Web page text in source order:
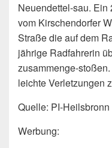
Neuendettel-sau.
vom Kirschendorfer
Straße die auf dem
jährige Radfahrerin
zusammenge-
leichte Verletzungen
Quelle: PI-Heilsbronn
Werbung: